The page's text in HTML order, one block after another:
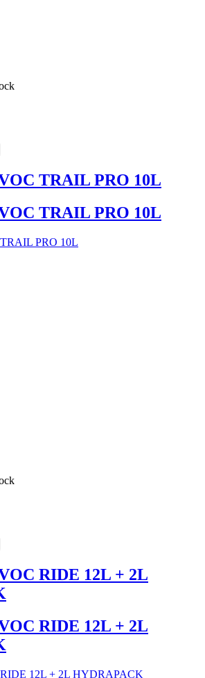
TRAIL PRO 10L
TRAIL PRO 10L
RIDE 12L + 2L
RIDE 12L + 2L